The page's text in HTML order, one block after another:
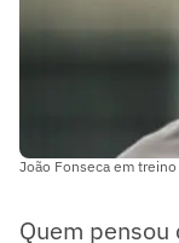
João Fonseca em
Quem